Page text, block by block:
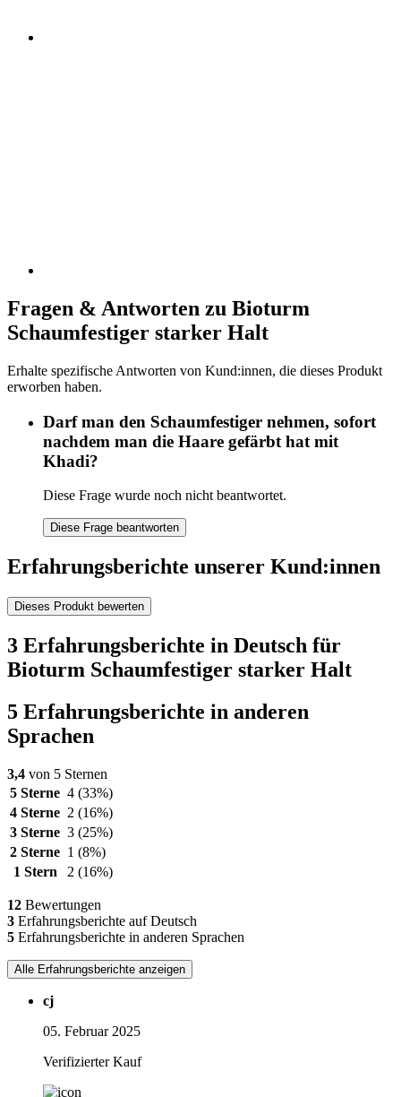
Fragen & Antworten zu Bioturm
Schaumfestiger starker Halt
Erhalte spezifische Antworten von Kund:innen, die dieses Produkt
erworben haben.
Darf man den Schaumfestiger nehmen, sofort
nachdem man die Haare gefärbt hat mit
Khadi?
Diese Frage wurde noch nicht beantwortet.
Diese Frage beantworten
Erfahrungsberichte unserer Kund:innen
Dieses Produkt bewerten
3 Erfahrungsberichte in Deutsch für
Bioturm Schaumfestiger starker Halt
5 Erfahrungsberichte in anderen
Sprachen
3,4 von 5 Sternen
5 Sterne 4 (33%)
4 Sterne 2 (16%)
3 Sterne 3 (25%)
2 Sterne 1 (8%)
1 Stern
2 (16%)
12 Bewertungen
3 Erfahrungsberichte auf Deutsch
5 Erfahrungsberichte in anderen Sprachen
Alle Erfahrungsberichte anzeigen
cj
05. Februar 2025
Verifizierter Kauf